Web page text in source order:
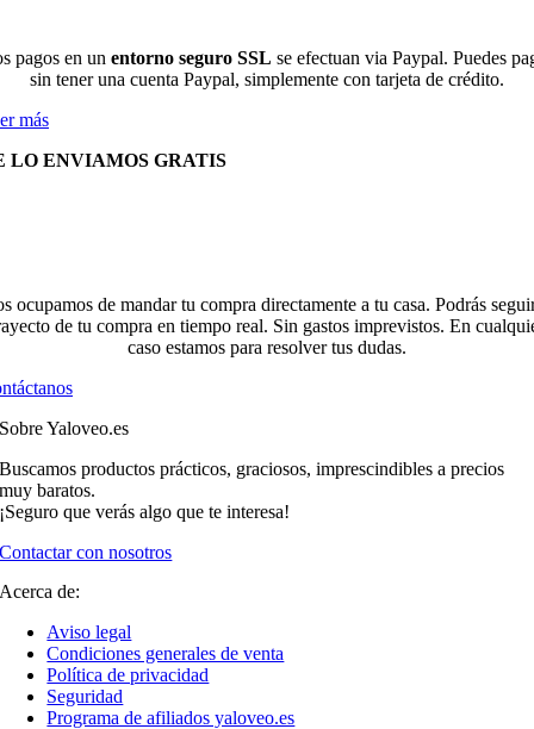
pagos en un entorno seguro SSL se efectuan via Paypal. Puedes
sin tener una cuenta Paypal, simplemente con tarjeta de crédito.
más
LO ENVIAMOS GRATIS
ocupamos de mandar tu compra directamente a tu casa. Podrás
de tu compra en tiempo real. Sin gastos imprevistos. En
caso estamos para resolver tus dudas.
Sobre Yaloveo.es
Buscamos productos prácticos, graciosos, imprescindibles a precios
muy baratos.
¡Seguro que verás algo que te interesa!
Contactar con nosotros
Acerca de:
Aviso legal
Condiciones generales de venta
Política de privacidad
Seguridad
Programa de afiliados yaloveo.es